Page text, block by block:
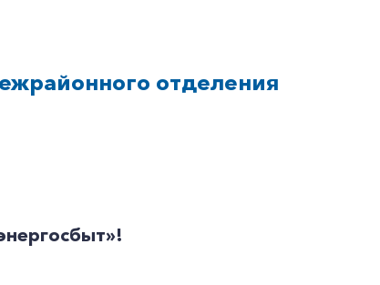
отделения